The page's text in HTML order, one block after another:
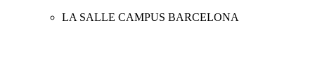
LA SALLE CAMPUS BARCELONA